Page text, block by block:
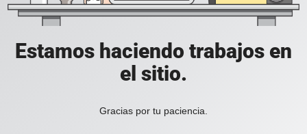
Estamos haciendo trabajos en
el sitio.
Gracias por tu paciencia.